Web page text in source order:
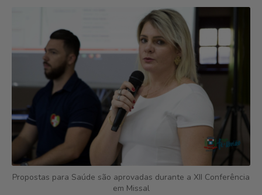
Propostas para Saúde são aprovadas durante a XII Conferência
em Missal